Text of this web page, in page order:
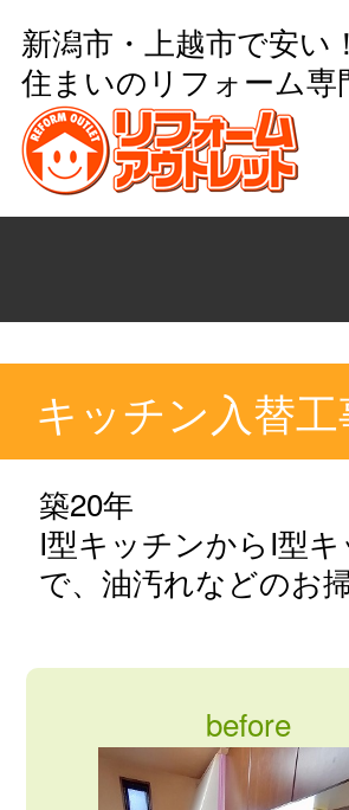
新潟市・上越市で安い！
住まいのリフォーム専
キッチン入替
築20年
I型キッチンからI型
で、油汚れなどのお
before